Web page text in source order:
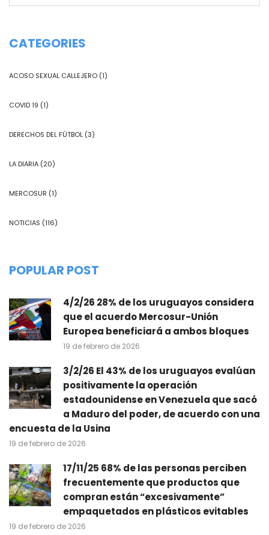
CATEGORIES
ACOSO SEXUAL CALLEJERO (1)
COVID 19 (1)
DERECHOS DEL FÚTBOL (3)
LA DIARIA (20)
MERCOSUR (1)
NOTICIAS (116)
POPULAR POST
4/2/26 28% de los uruguayos considera
que el acuerdo Mercosur-Unión
Europea beneficiará a ambos bloques
19 de febrero de 2026
3/2/26 El 43% de los uruguayos evalúan
positivamente la operación
estadounidense en Venezuela que sacó
a Maduro del poder, de acuerdo con una
encuesta de la Usina
19 de febrero de 2026
17/11/25 68% de las personas perciben
frecuentemente que productos que
compran están “excesivamente”
empaquetados en plásticos evitables
19 de febrero de 2026